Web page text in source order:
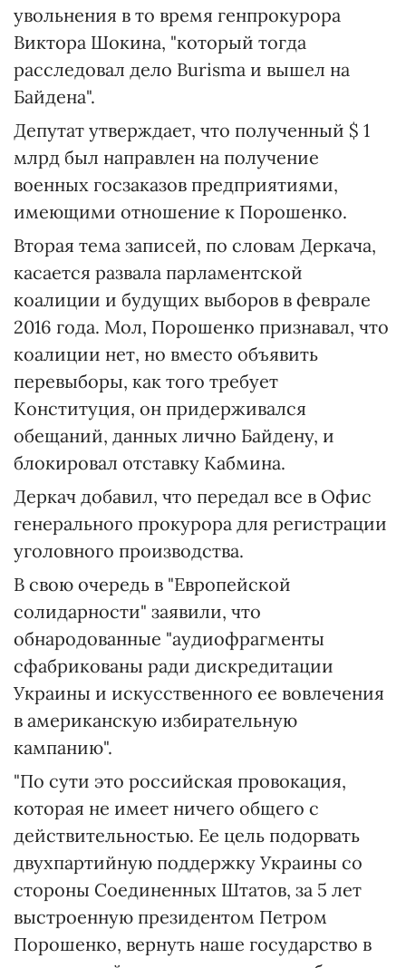
увольнения в то время генпрокурора
Виктора Шокина, "который тогда
расследовал дело Burisma и вышел на
Байдена".
Депутат утверждает, что полученный $ 1
млрд был направлен на получение
военных госзаказов предприятиями,
имеющими отношение к Порошенко.
Вторая тема записей, по словам Деркача,
касается развала парламентской
коалиции и будущих выборов в феврале
2016 года. Мол, Порошенко признавал, что
коалиции нет, но вместо объявить
перевыборы, как того требует
Конституция, он придерживался
обещаний, данных лично Байдену, и
блокировал отставку Кабмина.
Деркач добавил, что передал все в Офис
генерального прокурора для регистрации
уголовного производства.
В свою очередь в "Европейской
солидарности" заявили, что
обнародованные "аудиофрагменты
сфабрикованы ради дискредитации
Украины и искусственного ее вовлечения
в американскую избирательную
кампанию".
"По сути это российская провокация,
которая не имеет ничего общего с
действительностью. Ее цель подорвать
двухпартийную поддержку Украины со
стороны Соединенных Штатов, за 5 лет
выстроенную президентом Петром
Порошенко, вернуть наше государство в